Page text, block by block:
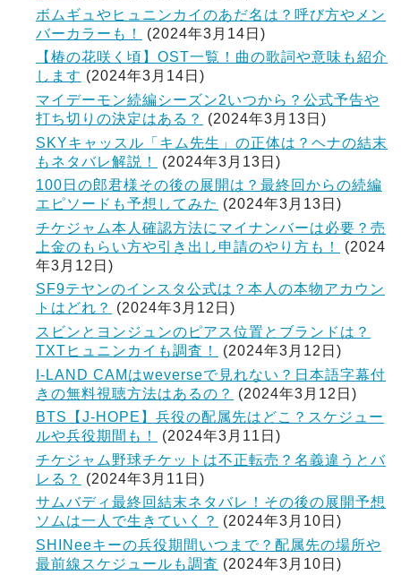
ボムギュやヒュニンカイのあだ名は？呼び方やメン
バーカラーも！
(2024年3月14日)
【椿の花咲く頃】OST一覧！曲の歌詞や意味も紹介
します (2024年3月14日)
マイデーモン続編シーズン2いつから？公式予告や
打ち切りの決定はある？
(2024年3月13日)
SKYキャッスル「キム先生」の正体は？ヘナの結末
もネタバレ解説！
(2024年3月13日)
100日の郎君様その後の展開は？最終回からの続編
エピソードも予想してみた (2024年3月13日)
チケジャム本人確認方法にマイナンバーは必要？売
上金のもらい方や引き出し申請のやり方も！
(2024
年3月12日)
SF9テヤンのインスタ公式は？本人の本物アカウン
トはどれ？
(2024年3月12日)
スビンとヨンジュンのピアス位置とブランドは？
TXTヒュニンカイも調査！
(2024年3月12日)
I-LAND CAMはweverseで見れない？日本語字幕付
きの無料視聴方法はあるの？
(2024年3月12日)
BTS【J-HOPE】兵役の配属先はどこ？スケジュー
ルや兵役期間も！
(2024年3月11日)
チケジャム野球チケットは不正転売？名義違うとバ
レる？
(2024年3月11日)
サムバディ最終回結末ネタバレ！その後の展開予想
ソムは一人で生きていく？
(2024年3月10日)
SHINeeキーの兵役期間いつまで？配属先の場所や
最前線スケジュールも調査 (2024年3月10日)